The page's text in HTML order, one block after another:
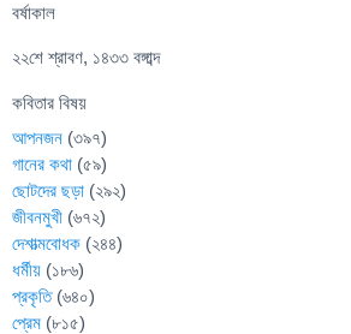
বর্ষাকাল
২২শে শ্রাবণ, ১৪৩৩ বঙ্গাব্দ
কবিতার বিষয়
আপনজন (৩৯৭)
গানের কথা (৫৯)
ছোটদের ছড়া (২৯২)
জীবনমুখী (৬৭২)
দেশাত্মবোধক (২৪৪)
ধর্মীয় (১৮৬)
প্রকৃতি(৬৪০)
প্রেম (৮১৫)